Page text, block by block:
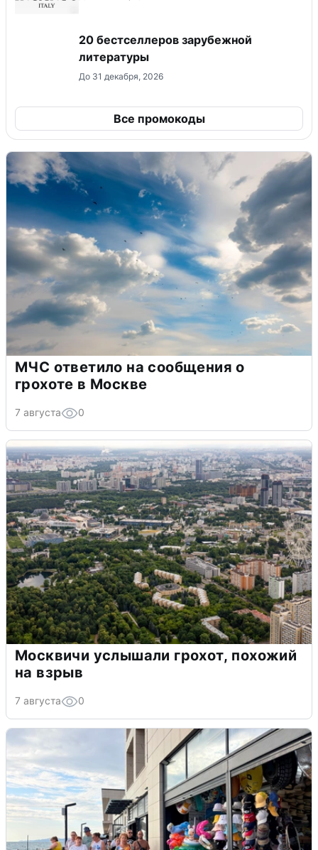
20 бестселлеров зарубежной
литературы
До 31 декабря, 2026
Все промокоды
МЧС ответило на сообщения о
грохоте в Москве
7 августа 0
Москвичи услышали грохот, похожий
на взрыв
7 августа 0